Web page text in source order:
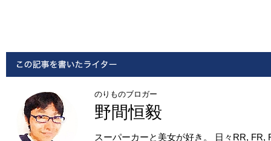
のりものブロガー
野間恒毅
スーパーカーと美女が好き。 日々RR, FR,